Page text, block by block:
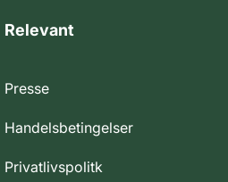
Relevant
Presse
Handelsbetingelser
Privatlivspolitk